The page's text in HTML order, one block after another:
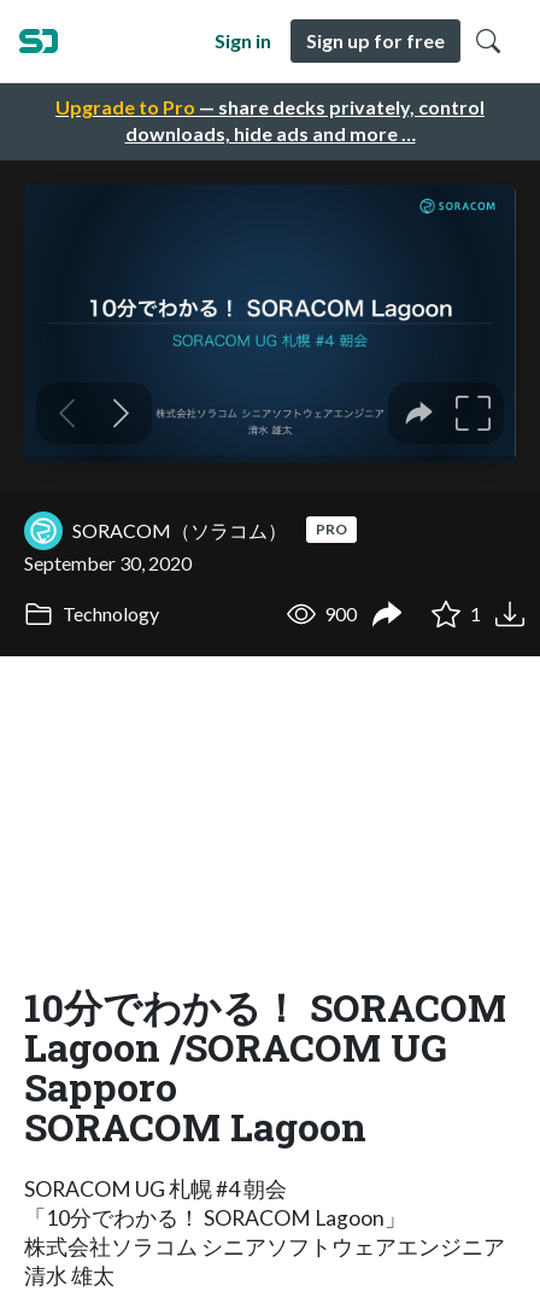
Upgrade to Pro — share decks privately, control
downloads, hide ads and more …
Sign in Sign up for free
SORACOM（ソラコム） PRO
September 30, 2020
Technology 900 1
10分でわかる！ SORACOM
Lagoon /SORACOM UG
Sapporo
SORACOM Lagoon
SORACOM UG 札幌 #4 朝会
「10分でわかる！ SORACOM Lagoon」
株式会社ソラコム シニアソフトウェアエンジニア
清水 雄太